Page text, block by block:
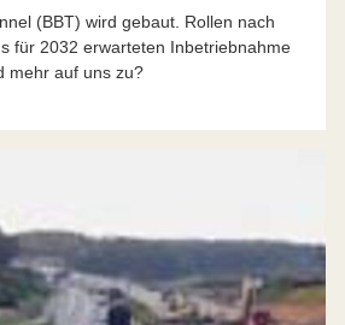
(BBT) wird gebaut. Rollen nach
für 2032 erwarteten Inbetriebnahme
mehr auf uns zu?